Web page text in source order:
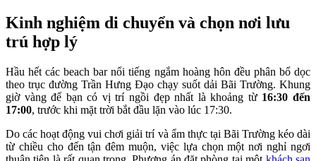
Kinh nghiệm di chuyển và chọn nơi lưu
trú hợp lý
Hầu hết các beach bar nổi tiếng ngắm hoàng hôn đều phân bổ dọc
theo trục đường Trần Hưng Đạo chạy suốt dải Bãi Trường. Khung
giờ vàng để bạn có vị trí ngồi đẹp nhất là khoảng từ 16:30 đến
17:00, trước khi mặt trời bắt đầu lặn vào lúc 17:30.
Do các hoạt động vui chơi giải trí và ẩm thực tại Bãi Trường kéo dài
từ chiều cho đến tận đêm muộn, việc lựa chọn một nơi nghỉ ngơi